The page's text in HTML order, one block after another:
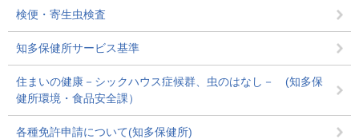
検便・寄生虫検査
知多保健所サービス基準
住まいの健康－シックハウス症候群、虫のはなし－ (知多保
健所環境・食品安全課）
各種免許申請について(知多保健所)